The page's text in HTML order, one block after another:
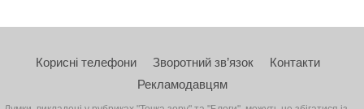
Корисні телефони Зворотний зв’язок
Контакти
Рекламодавцям